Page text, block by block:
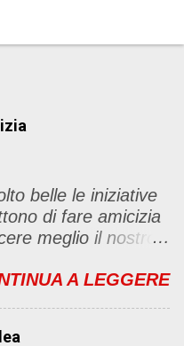
belle le iniziative
di fare amicizia
meglio il nostro
.... Mi
A LEGGERE